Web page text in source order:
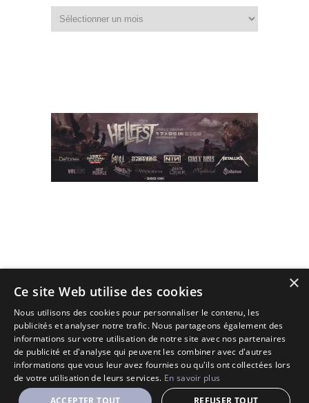
dans
les
Designé et Customisé par Seraf' sur une base de Solopine
×
Ce site Web utilise des cookies
Nous utilisons des cookies pour personnaliser le contenu, les
publicités et analyser notre trafic. Nous partageons également des
informations sur votre utilisation de notre site avec nos partenaires
de publicité et d'analyse qui peuvent les combiner avec d'autres
informations que vous leur avez fournies ou qu'ils ont collectées lors
de votre utilisation de leurs services. En savoir plus
ACCEPTER TOUT
REFUSER TOUT